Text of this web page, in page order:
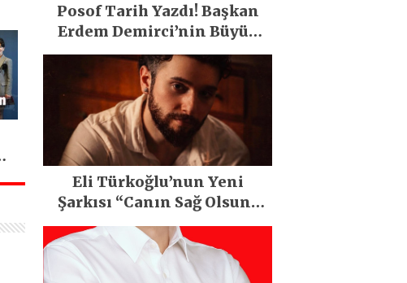
Posof Tarih Yazdı! Başkan
Erdem Demirci’nin Büyük
Emeğiyle Son Yılların En
Büyük Festivali Gerçekleşti
Eli Türkoğlu’nun Yeni
Şarkısı “Canın Sağ Olsun”
Büyük İlgi Gördü!..